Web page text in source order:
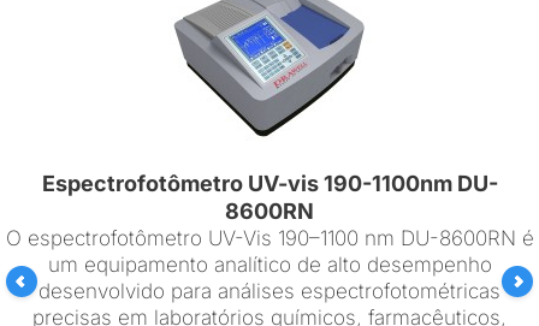
Espectrofotômetro UV-vis 190-1100nm DU-
8600RN
O espectrofotômetro UV-Vis 190–1100 nm DU-8600RN é
um equipamento analítico de alto desempenho
desenvolvido para análises espectrofotométricas
precisas em laboratórios químicos, farmacêuticos,